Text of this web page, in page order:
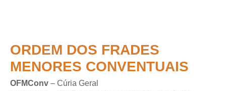
ORDEM DOS FRADES
MENORES CONVENTUAIS
OFMConv – Cúria Geral